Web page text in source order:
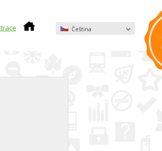
Čeština